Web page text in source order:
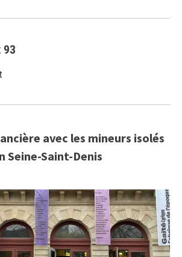
93
avec les mineurs isolés
Seine-Saint-Denis